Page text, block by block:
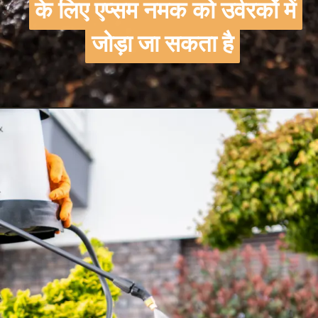
के लिए एप्सम नमक को उर्वरकों में
जोड़ा जा सकता है
के लिए एप्सम नमक को उर्वरकों में
जोड़ा जा सकता है